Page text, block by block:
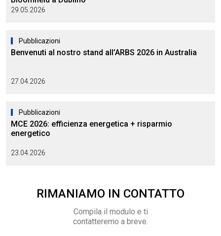
29.05.2026
Pubblicazioni
Benvenuti al nostro stand all’ARBS 2026 in Australia
27.04.2026
Pubblicazioni
MCE 2026: efficienza energetica + risparmio
energetico
23.04.2026
RIMANIAMO IN CONTATTO
Compila il modulo e ti
contatteremo a breve.